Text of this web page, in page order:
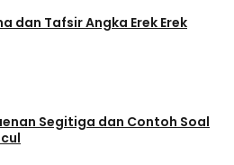
dan Tafsir Angka Erek Erek
Segitiga dan Contoh Soal